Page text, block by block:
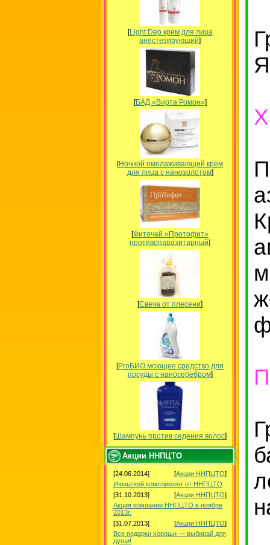
[Light Dep крем для лица
анестезирующий]
[БАД «Вирта Ромон»]
[Ночной омолаживающий крем
для лица с нанозолотом]
[Фиточай «Протофит»
противопаразитарный]
[Свеча от плесени]
[ProБИО моющее средство для
посуды c наносеребром]
[Шампунь против седения волос]
Акции ННПЦТО
[24.06.2014] [Акции ННПЦТО]
Июньский комплимент от ННПЦТО
[31.10.2013]
[Акции ННПЦТО]
Акция компании ННПЦТО в ноябре
2013г.
[31.07.2013]
[Акции ННПЦТО]
Все подарки хороши — выбирай для
души!